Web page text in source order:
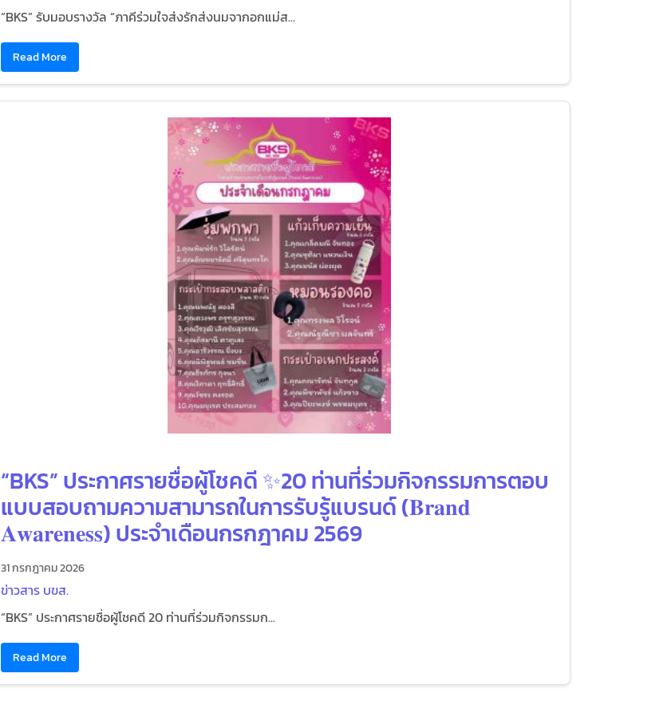
“BKS” รับมอบรางวัล “ภาคีร่วมใจส่งรักส่งนมจากอกแม่ส...
Read More
“BKS” ประกาศรายชื่อผู้โชคดี ✨20 ท่านที่ร่วมกิจกรรมการตอบ
แบบสอบถามความสามารถในการรับรู้แบรนด์ (𝐁𝐫𝐚𝐧𝐝
𝐀𝐰𝐚𝐫𝐞𝐧𝐞𝐬𝐬) ประจำเดือนกรกฎาคม 2569
31 กรกฎาคม 2026
ข่าวสาร บขส.
“BKS” ประกาศรายชื่อผู้โชคดี 20 ท่านที่ร่วมกิจกรรมก...
Read More